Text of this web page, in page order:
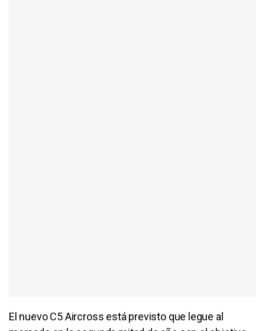
El nuevo C5 Aircross está previsto que legue al